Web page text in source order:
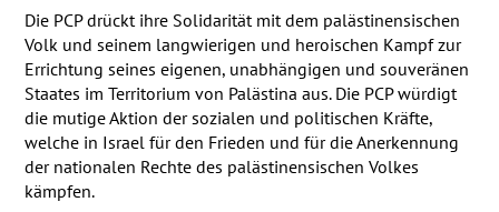
Die PCPdrückt ihre Solidarität mit dem palästinensischen
Volk und seinem langwierigen und heroischen Kampf zur
Errichtung seines eigenen, unabhängigen und souveränen
Staates im Territorium von Palästina aus. Die PCPwürdigt
die mutige Aktion der sozialen und politischen Kräfte,
welche in Israel für den Frieden und für die Anerkennung
der nationalen Rechte des palästinensischen Volkes
kämpfen.